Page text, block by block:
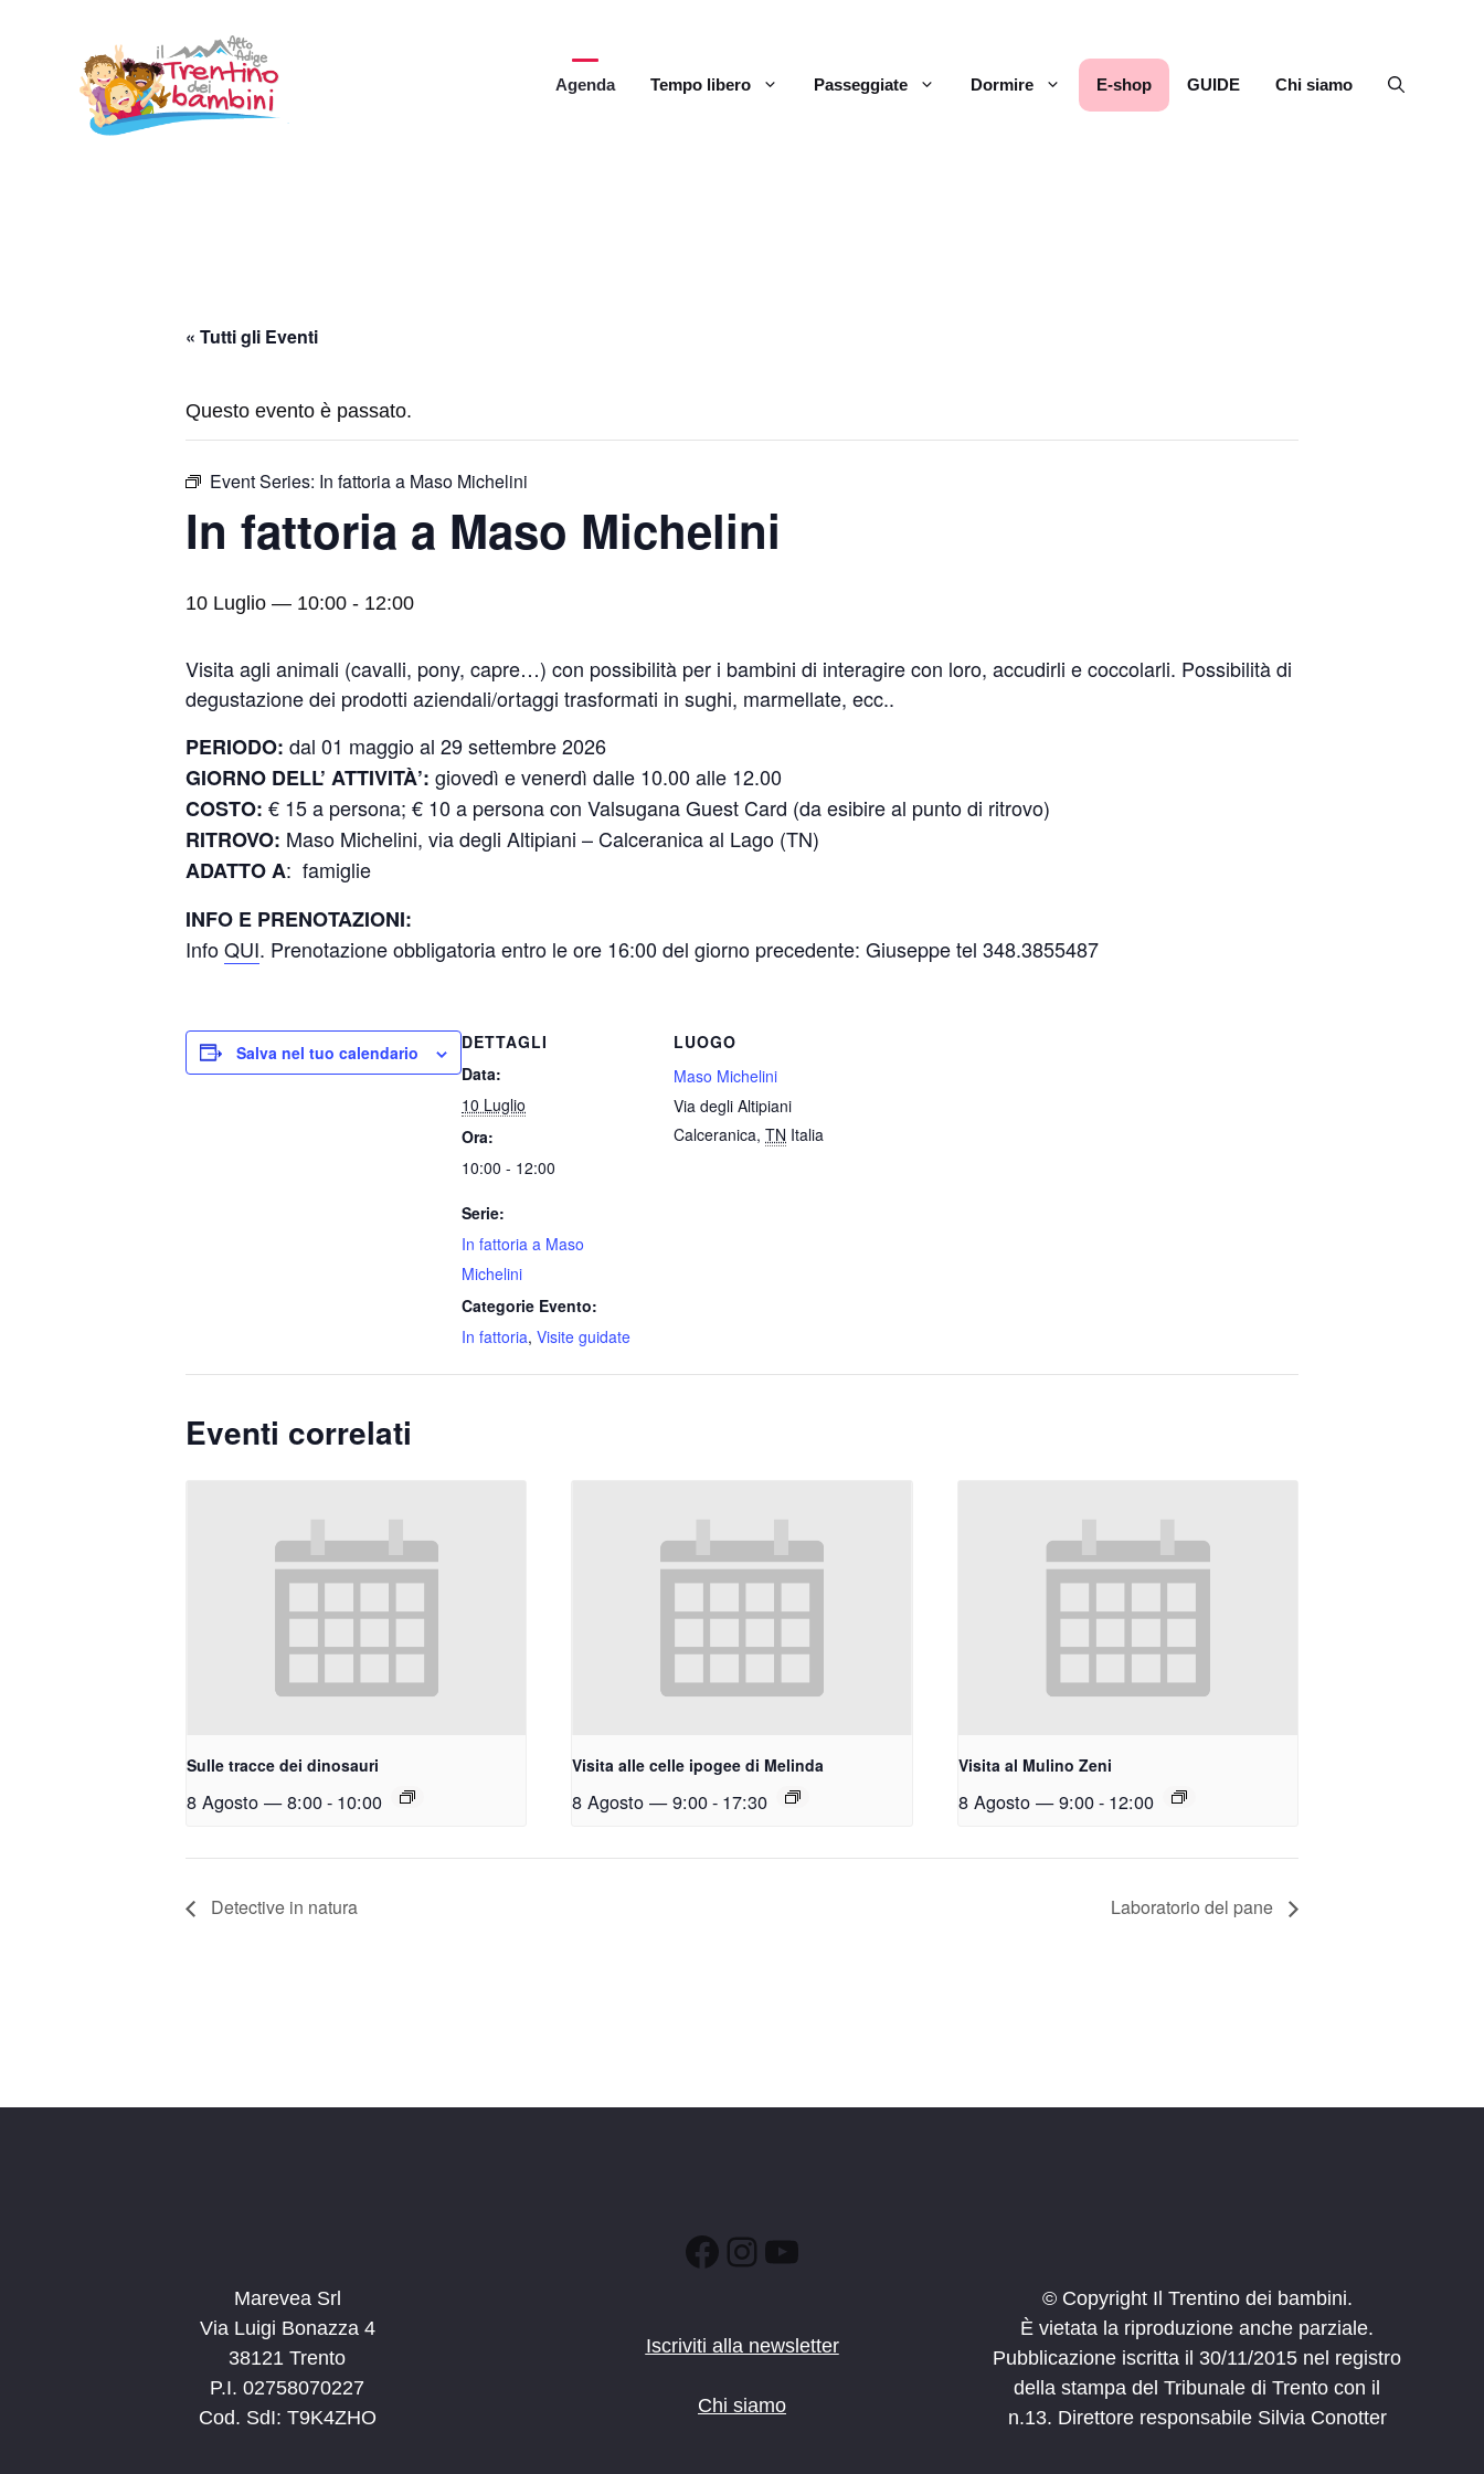
contenuto
Agenda Tempo libero Passeggiate Dormire E-shop GUIDE Chi siamo
« Tutti gli Eventi
Questo evento è passato.
Event Series: In fattoria a Maso Michelini
In fattoria a Maso Michelini
10 Luglio — 10:00 - 12:00
Visita agli animali (cavalli, pony, capre…) con possibilità per i bambini di interagire con loro, accudirli e coccolarli. Possibilità di
degustazione dei prodotti aziendali/ortaggi trasformati in sughi, marmellate, ecc..
PERIODO: dal 01 maggio al 29 settembre 2026
GIORNO DELL’ ATTIVITÀ’: giovedì e venerdì dalle 10.00 alle 12.00
COSTO: € 15 a persona; € 10 a persona con Valsugana Guest Card (da esibire al punto di ritrovo)
RITROVO: Maso Michelini, via degli Altipiani – Calceranica al Lago (TN)
ADATTO A: famiglie
INFO E PRENOTAZIONI:
InfoQUI. Prenotazione obbligatoria entro le ore 16:00 del giorno precedente: Giuseppe tel 348.3855487
Salva nel tuo calendario
DETTAGLI
Data:
10 Luglio
Ora:
10:00 - 12:00
Serie:
In fattoria a Maso
Michelini
Categorie Evento:
In fattoria, Visite guidate
LUOGO
Maso Michelini
Via degli Altipiani
Calceranica, TN Italia
Eventi correlati
Sulle tracce dei dinosauri
8 Agosto — 8:00- 10:00
Visita alle celle ipogee di Melinda
8 Agosto — 9:00- 17:30
Visita al Mulino Zeni
8 Agosto — 9:00- 12:00
Detective in natura Laboratorio del pane
Marevea Srl
Via Luigi Bonazza 4
38121 Trento
P.I. 02758070227
Cod. SdI: T9K4ZHO
Facebook
Instagram
YouTube
Iscriviti alla newsletter
Chi siamo
© Copyright Il Trentino dei bambini.
È vietata la riproduzione anche parziale.
Pubblicazione iscritta il 30/11/2015 nel registro
della stampa del Tribunale di Trento con il
n.13. Direttore responsabile Silvia Conotter